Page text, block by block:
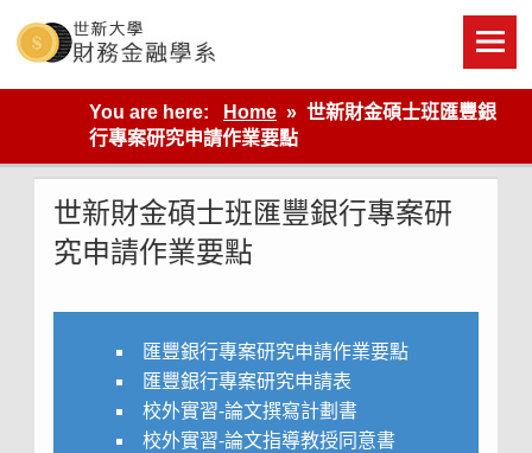
content
世新大學財金系網站
You are here:
Home
世新財金碩士班匯豐銀
行專案研究申請作業要點
世新財金碩士班匯豐銀行專案研
究申請作業要點
匯豐銀行專案研究申請作業要點
匯豐銀行專案研究申請表
校外實習-論文撰寫計劃書
校外實習-論文指導教授同意書